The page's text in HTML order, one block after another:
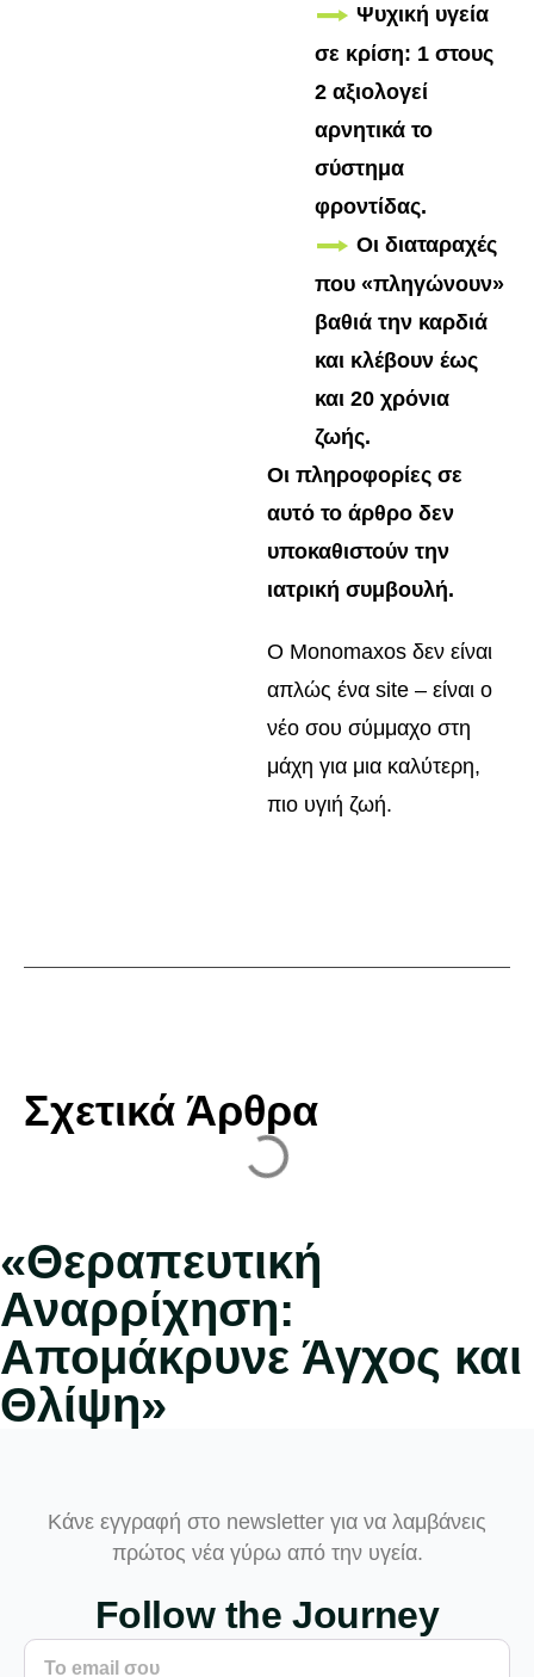
Ψυχική υγεία
σε κρίση: 1 στους
2 αξιολογεί
αρνητικά το
σύστημα
φροντίδας.
Οι διαταραχές
που «πληγώνουν»
βαθιά την καρδιά
και κλέβουν έως
και 20 χρόνια
ζωής.
Οι πληροφορίες σε
αυτό το άρθρο δεν
υποκαθιστούν την
ιατρική συμβουλή.
Ο Monomaxos δεν είναι
απλώς ένα site – είναι ο
νέο σου σύμμαχο στη
μάχη για μια καλύτερη,
πιο υγιή ζωή.
Σχετικά Άρθρα
«Θεραπευτική
Αναρρίχηση:
Απομάκρυνε Άγχος και
Θλίψη»
Κάνε εγγραφή στο newsletter για να λαμβάνεις
πρώτος νέα γύρω από την υγεία.
Follow the Journey